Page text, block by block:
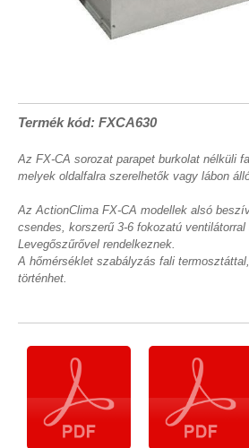
Termék kód: FXCA630
Az FX-CA sorozat parapet burkolat nélküli
melyek oldalfalra szerelhetők vagy lábon
Az ActionClima FX-CA modellek alsó
csendes, korszerű 3-6 fokozatú ventilátorral
Levegőszűrővel rendelkeznek.
A hőmérséklet szabályzás fali
történhet.